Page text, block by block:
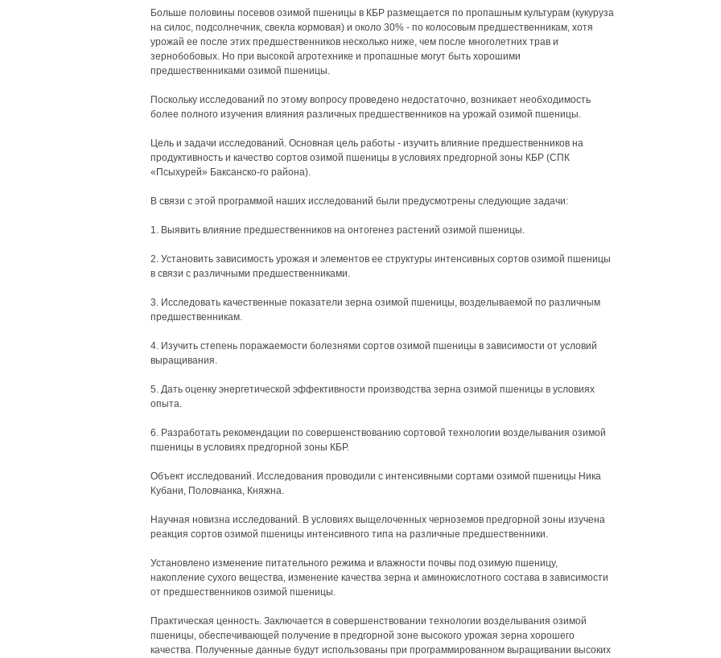
Больше половины посевов озимой пшеницы в КБР размещается по пропашным культурам (кукуруза
на силос, подсолнечник, свекла кормовая) и около 30% - по колосовым предшественникам, хотя
урожай ее после этих предшественников несколько ниже, чем после многолетних трав и
зернобобовых. Но при высокой агротехнике и пропашные могут быть хорошими
предшественниками озимой пшеницы.
Поскольку исследований по этому вопросу проведено недостаточно, возникает необходимость
более полного изучения влияния различных предшественников на урожай озимой пшеницы.
Цель и задачи исследований. Основная цель работы - изучить влияние предшественников на
продуктивность и качество сортов озимой пшеницы в условиях предгорной зоны КБР (СПК
«Псыхурей» Баксанско-го района).
В связи с этой программой наших исследований были предусмотрены следующие задачи:
1. Выявить влияние предшественников на онтогенез растений озимой пшеницы.
2. Установить зависимость урожая и элементов ее структуры интенсивных сортов озимой пшеницы
в связи с различными предшественниками.
3. Исследовать качественные показатели зерна озимой пшеницы, возделываемой по различным
предшественникам.
4. Изучить степень поражаемости болезнями сортов озимой пшеницы в зависимости от условий
выращивания.
5. Дать оценку энергетической эффективности производства зерна озимой пшеницы в условиях
опыта.
6. Разработать рекомендации по совершенствованию сортовой технологии возделывания озимой
пшеницы в условиях предгорной зоны КБР.
Объект исследований. Исследования проводили с интенсивными сортами озимой пшеницы Ника
Кубани, Половчанка, Княжна.
Научная новизна исследований. В условиях выщелоченных черноземов предгорной зоны изучена
реакция сортов озимой пшеницы интенсивного типа на различные предшественники.
Установлено изменение питательного режима и влажности почвы под озимую пшеницу,
накопление сухого вещества, изменение качества зерна и аминокислотного состава в зависимости
от предшественников озимой пшеницы.
Практическая ценность. Заключается в совершенствовании технологии возделывания озимой
пшеницы, обеспечивающей получение в предгорной зоне высокого урожая зерна хорошего
качества. Полученные данные будут использованы при программированном выращивании высоких